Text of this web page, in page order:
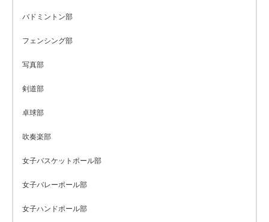
バドミントン部
フェンシング部
写真部
剣道部
卓球部
吹奏楽部
女子バスケットボール部
女子バレーボール部
女子ハンドボール部